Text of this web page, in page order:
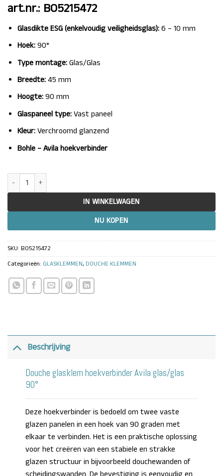
art.nr.: BO5215472
Glasdikte ESG (enkelvoudig veiligheidsglas):6 – 10 mm
Hoek:90°
Type montage:Glas/Glas
Breedte:45 mm
Hoogte:90 mm
Glaspaneel type:Vast paneel
Kleur:Verchroomd glanzend
Bohle – Avila hoekverbinder
Douche glasklem hoekverbinder Avila glas/glas 90° aantal
IN WINKELWAGEN
NU KOPEN
SKU: BO5215472
Categorieën: GLASKLEMMEN, DOUCHE KLEMMEN
Beschrijving
Douche glasklem hoekverbinder Avila glas/glas
90°
Deze hoekverbinder is bedoeld om twee vaste
glazen panelen in een hoek van 90 graden met
elkaar te verbinden. Het is een praktische oplossing
voor het creëren van een stabiele en strakke
glazen structuur in bijvoorbeeld douchewanden of